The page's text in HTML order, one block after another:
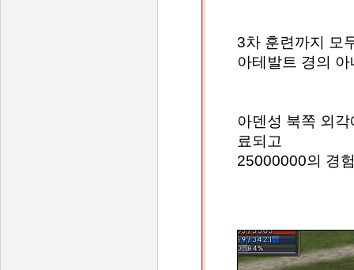
3차 훈련까지 모
아테발트 경의
아덴성 북쪽 외
료되고
25000000의 경